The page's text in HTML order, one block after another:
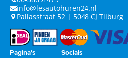
info@lesautohuren24.nl
Pallasstraat 52 | 5048 CJ Tilburg
Pagina's Socials